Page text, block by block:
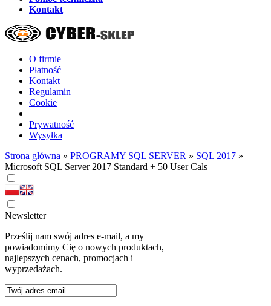
Kontakt
O firmie
Płatność
Kontakt
Regulamin
Cookie
Prywatność
Wysyłka
Strona główna » PROGRAMY SQL SERVER » SQL 2017 »
Microsoft SQL Server 2017 Standard + 50 User Cals
Newsletter
Prześlij nam swój adres e-mail, a my
powiadomimy Cię o nowych produktach,
najlepszych cenach, promocjach i
wyprzedażach.